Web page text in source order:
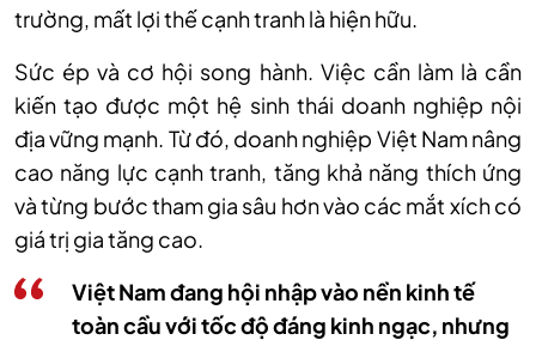
trường, mất lợi thế cạnh tranh là hiện hữu.
Sức ép và cơ hội song hành. Việc cần làm là cần
kiến tạo được một hệ sinh thái doanh nghiệp nội
địa vững mạnh. Từ đó, doanh nghiệp Việt Nam nâng
cao năng lực cạnh tranh, tăng khả năng thích ứng
và từng bước tham gia sâu hơn vào các mắt xích có
giá trị gia tăng cao.
Việt Nam đang hội nhập vào nền kinh tế
toàn cầu với tốc độ đáng kinh ngạc, nhưng